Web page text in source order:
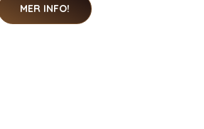
MER INFO!